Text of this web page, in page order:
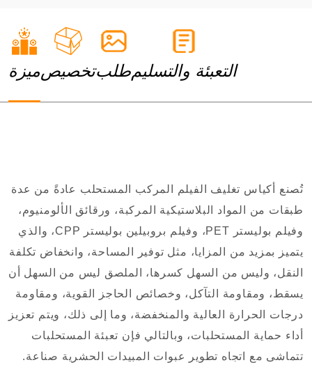
ميزةتخصيصطلبالتعبئة والتسليم
تُصنع أكياس تغليف الفيلم المركب المستحلب عادةً من عدة
طبقات من المواد البلاستيكية المركبة، ورقائق الألومنيوم،
وفيلم بوليستر PET، وفيلم بروبيلين بوليستر CPP، والذي
يتميز بمزيد من المزايا، مثل توفير المساحة، وانخفاض تكلفة
النقل، وليس من السهل كسرها، الملصق ليس من السهل أن
يسقط، ومقاومة التآكل، وخصائص الحاجز القوية، ومقاومة
درجات الحرارة العالية والمنخفضة، وما إلى ذلك، ويتم تعزيز
أداء حماية المستحلبات، وبالتالي فإن تعبئة المستحلبات
تتماشى مع اتجاه تطوير عبوات المبيدات الحشرية صناعة.